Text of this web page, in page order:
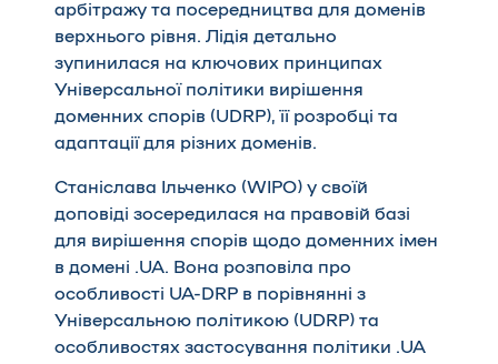
арбітражу та посередництва для доменів
верхнього рівня. Лідія детально
зупинилася на ключових принципах
Універсальної політики вирішення
доменних спорів (UDRP), її розробці та
адаптації для різних доменів.
Станіслава Ільченко (WIPO) у своїй
доповіді зосередилася на правовій базі
для вирішення спорів щодо доменних імен
в домені .UA. Вона розповіла про
особливості UA-DRP в порівнянні з
Універсальною політикою (UDRP) та
особливостях застосування політики .UA